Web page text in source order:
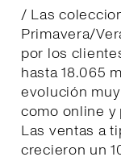
/ Las
Primavera/
por los
hasta 18.065
evolución
como online
Las ventas a
crecieron un